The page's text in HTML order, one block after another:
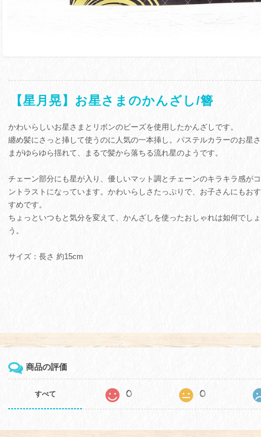
【星月晃】お星さまのかんざし/簪
かわいらしいお星さまとリボンのビーズを使用したかんざしです。
纏め髪にさっと挿して使うのに人気の一本挿し。パステルカラーのお星さ
まがゆらゆら揺れて、まるで髪から落ちる流れ星のようです。
チェーン部分にも星が入り、優しいマット調とチェーンのキラキラ感がコ
ントラストになっています。かわいらしさたっぷりで、お子さんにもおす
すめです。
ちょっといつもと気分を変えて、かんざしを使ったおしゃれは如何でしょ
う。
サイズ：長さ 約15cm
商品の評価
すべて 0 0